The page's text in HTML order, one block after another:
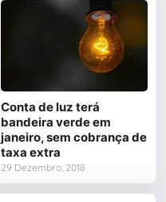
Conta de luz terá
bandeira verde em
janeiro, sem cobrança de
taxa extra
29 Dezembro, 2018